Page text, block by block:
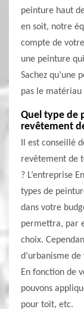
peinture haut
en soit, notre
compte de
une peinture
Sachez qu’une
pas le
Quel type de
revêtement
Il est conseillé
revêtement de
? L’entreprise
types de
dans votre
permettra, par
choix.
d’urbanisme
En fonction de
pouvons
pour toit, etc.